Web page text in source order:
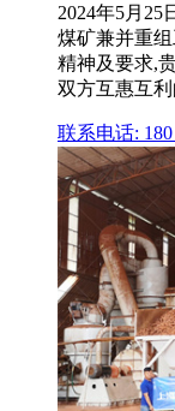
2024年5月
煤矿兼并重
精神及要求,
双方互惠互
联系电话: 180